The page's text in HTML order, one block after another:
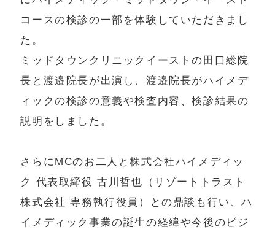
コースの検診の一部を体験していただきまし
た。
ミッドタウンクリニックイーストの田口総院
長と渡邉院長が出演し、渡邉院長がハイメデ
ィックの検診の意義や検査内容、検診結果の
説明をしました。
さらにMCのお二人と株式会社ハイメディッ
ク 代表取締役 古川哲也（リゾートトラスト
株式会社 専務執行役員）との鼎談も行い、ハ
イメディック事業の誕生の経緯や今後のビジ